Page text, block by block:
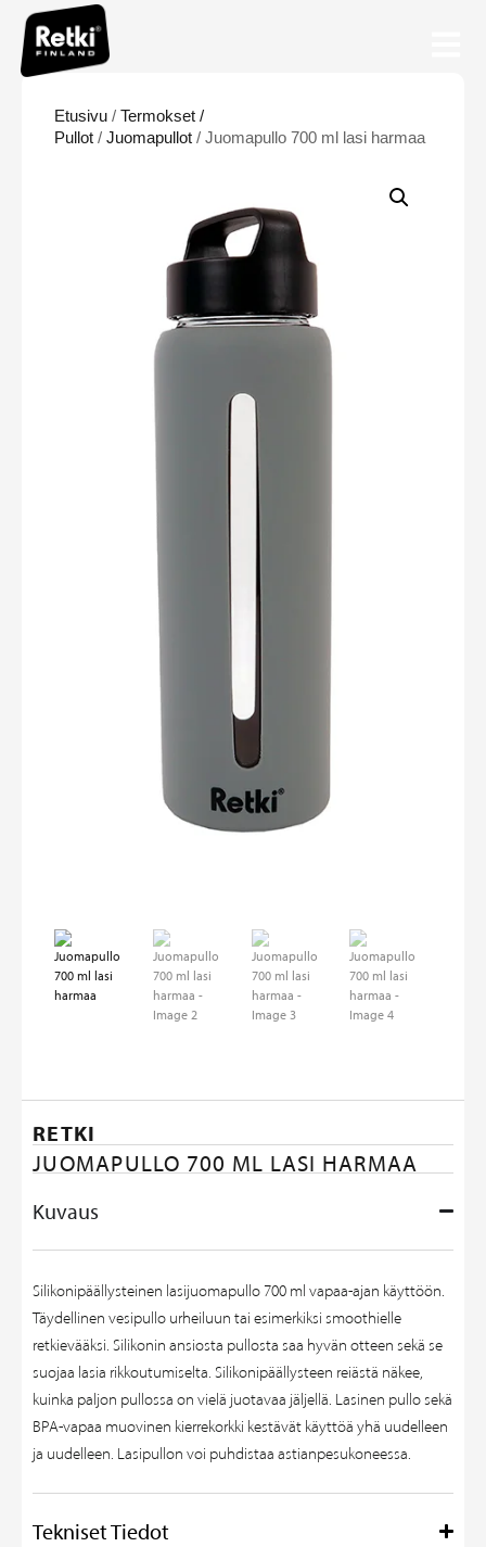
Etusivu / Termokset /
Pullot / Juomapullot / Juomapullo 700 ml lasi harmaa
RETKI
JUOMAPULLO 700 ML LASI HARMAA
Kuvaus
Silikonipäällysteinen lasijuomapullo 700 ml vapaa-ajan käyttöön.
Täydellinen vesipullo urheiluun tai esimerkiksi smoothielle
retkievääksi. Silikonin ansiosta pullosta saa hyvän otteen sekä se
suojaa lasia rikkoutumiselta. Silikonipäällysteen reiästä näkee,
kuinka paljon pullossa on vielä juotavaa jäljellä. Lasinen pullo sekä
BPA-vapaa muovinen kierrekorkki kestävät käyttöä yhä uudelleen
ja uudelleen. Lasipullon voi puhdistaa astianpesukoneessa.
Tekniset Tiedot